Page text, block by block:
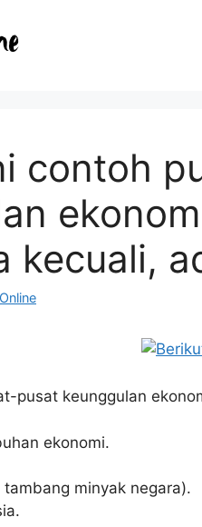
contoh
kecuali,
pusat keunggulan
ekonomi.
minyak negara).